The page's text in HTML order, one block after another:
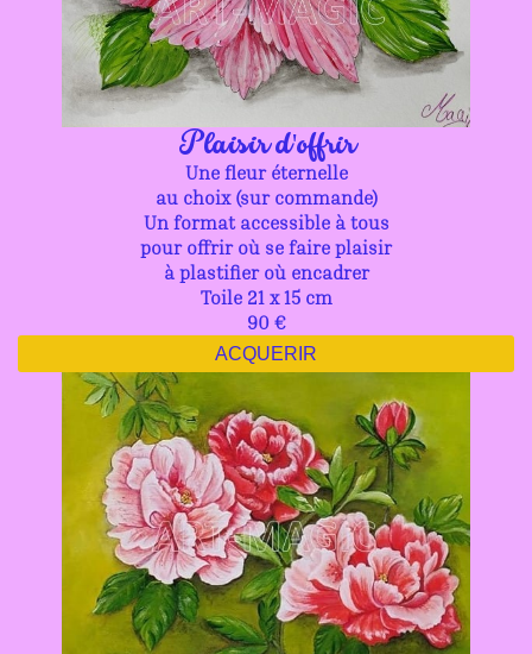
Plaisir d'offrir
Une fleur éternelle
au choix (sur commande)
Un format accessible à tous
pour offrir où se faire plaisir
à plastifier où encadrer
Toile 21 x 15 cm
90 €
ACQUERIR